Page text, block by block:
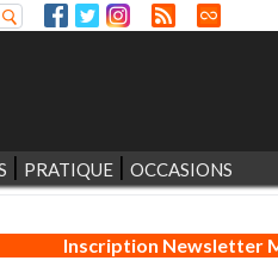
PRATIQUE OCCASIONS
Inscription Newsletter